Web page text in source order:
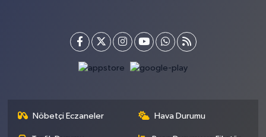
Nöbetçi Eczaneler Hava Durumu